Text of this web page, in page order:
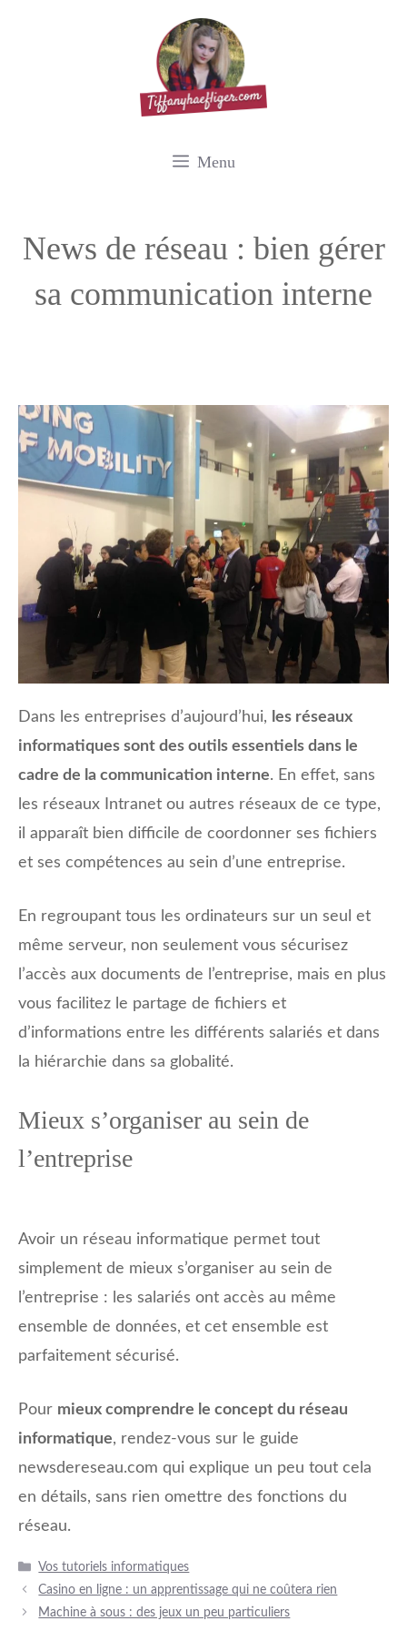
Menu
News de réseau : bien gérer
sa communication interne
Dans les entreprises d’aujourd’hui, les réseaux
informatiques sont des outils essentiels dans le
cadre de la communication interne. En effet, sans
les réseaux Intranet ou autres réseaux de ce type,
il apparaît bien difficile de coordonner ses fichiers
et ses compétences au sein d’une entreprise.
En regroupant tous les ordinateurs sur un seul et
même serveur, non seulement vous sécurisez
l’accès aux documents de l’entreprise, mais en plus
vous facilitez le partage de fichiers et
d’informations entre les différents salariés et dans
la hiérarchie dans sa globalité.
Mieux s’organiser au sein de
l’entreprise
Avoir un réseau informatique permet tout
simplement de mieux s’organiser au sein de
l’entreprise : les salariés ont accès au même
ensemble de données, et cet ensemble est
parfaitement sécurisé.
Pour mieux comprendre le concept du réseau
informatique, rendez-vous sur le guide
newsdereseau.com qui explique un peu tout cela
en détails, sans rien omettre des fonctions du
réseau.
Catégories
Vos tutoriels informatiques
Casino en ligne : un apprentissage qui ne coûtera rien
Machine à sous : des jeux un peu particuliers